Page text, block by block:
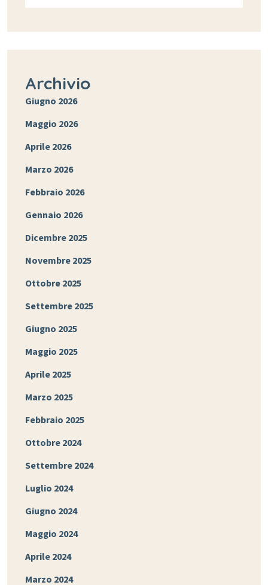
Archivio
Giugno 2026
Maggio 2026
Aprile 2026
Marzo 2026
Febbraio 2026
Gennaio 2026
Dicembre 2025
Novembre 2025
Ottobre 2025
Settembre 2025
Giugno 2025
Maggio 2025
Aprile 2025
Marzo 2025
Febbraio 2025
Ottobre 2024
Settembre 2024
Luglio 2024
Giugno 2024
Maggio 2024
Aprile 2024
Marzo 2024